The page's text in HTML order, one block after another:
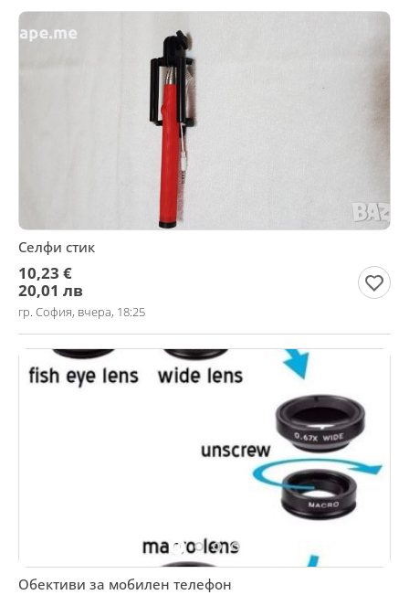
Селфи стик
10,23 €
20,01 лв
гр. София, вчера, 18:25
Обективи за мобилен телефон